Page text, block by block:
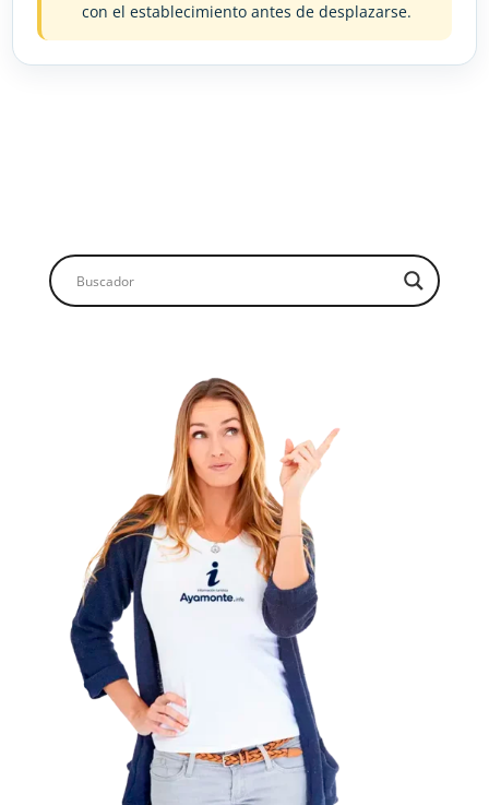
con el establecimiento antes de desplazarse.